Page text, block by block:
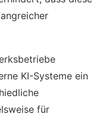
KI-Systeme ein
für